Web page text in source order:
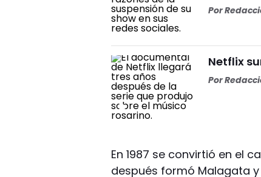
Por
Netflix
Por
En 1987 se convirtió en el
después formó Malagata